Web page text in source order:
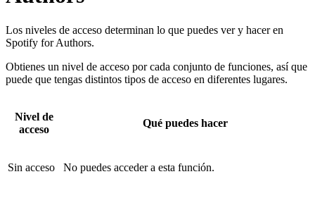
Los niveles de acceso determinan lo que puedes ver y hacer en
Spotify for Authors.
Obtienes un nivel de acceso por cada conjunto de funciones, así que
puede que tengas distintos tipos de acceso en diferentes lugares.
Nivel de
acceso
Qué puedes hacer
Sin acceso No puedes acceder a esta función.